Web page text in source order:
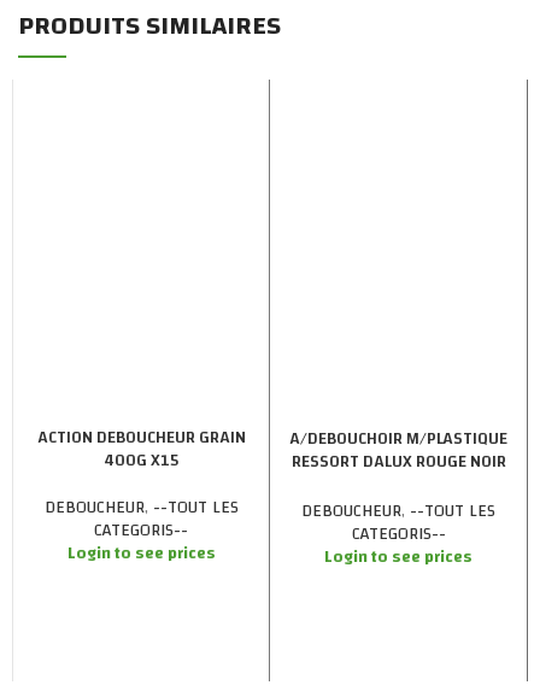
PRODUITS SIMILAIRES
ACTION DEBOUCHEUR GRAIN
400G X15
DEBOUCHEUR, --TOUT LES
CATEGORIS--
Login to see prices
A/DEBOUCHOIR M/PLASTIQUE
RESSORT DALUX ROUGE NOIR
DEBOUCHEUR, --TOUT LES
CATEGORIS--
Login to see prices